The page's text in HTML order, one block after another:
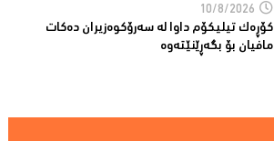
10/8/2026
کۆڕەک تیلیکۆم داوا لە سەرۆکوەزیران دەکات
مافیان بۆ بگەڕێنێتەوە